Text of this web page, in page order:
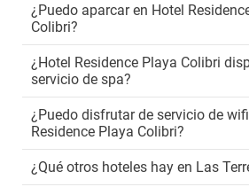
¿Puedo aparcar en Hotel
Colibri?
¿Hotel Residence Playa Colibri
servicio de spa?
¿Puedo disfrutar de servicio de
Residence Playa Colibri?
¿Qué otros hoteles hay en Las